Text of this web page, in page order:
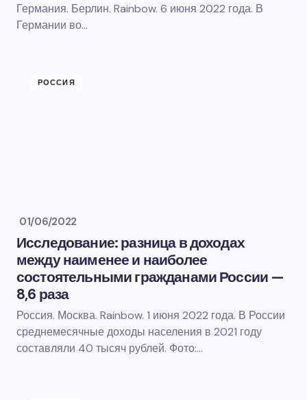
Германия. Берлин. Rainbow. 6 июня 2022 года. В
Германии во…
РОССИЯ
01/06/2022
Исследование: разница в доходах
между наименее и наиболее
состоятельными гражданами России —
8,6 раза
Россия. Москва. Rainbow. 1 июня 2022 года. В России
среднемесячные доходы населения в 2021 году
составляли 40 тысяч рублей. Фото:…